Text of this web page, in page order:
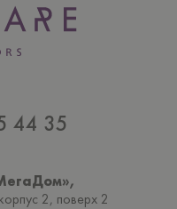
44 35
2, поверх 2